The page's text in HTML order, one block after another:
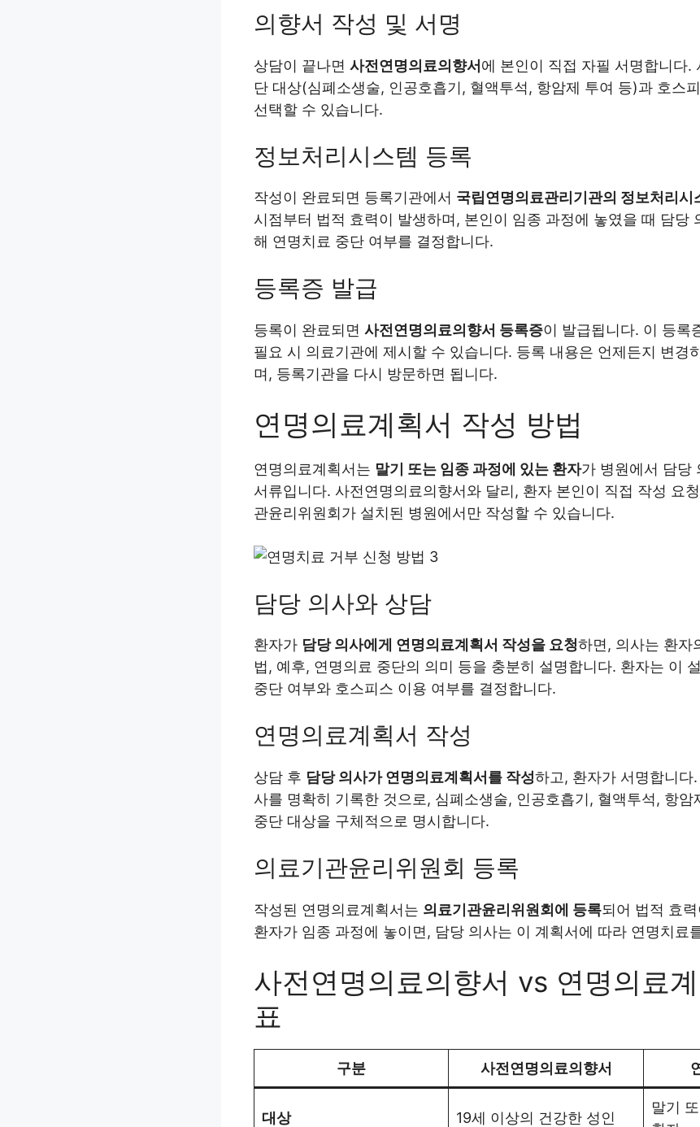
의향서 작성 및 서명
상담이 끝나면 사전연명의료의향서에 본인이 직접 자필 서명합니다.
단 대상(심폐소생술, 인공호흡기, 혈액투석, 항암제 투여 등)과 호스
선택할 수 있습니다.
정보처리시스템 등록
작성이 완료되면 등록기관에서 국립연명의료관리기관의 정보처리시
시점부터 법적 효력이 발생하며, 본인이 임종 과정에 놓였을 때 담당
해 연명치료 중단 여부를 결정합니다.
등록증 발급
등록이 완료되면 사전연명의료의향서 등록증이 발급됩니다. 이 등록
필요 시 의료기관에 제시할 수 있습니다. 등록 내용은 언제든지 변경
며, 등록기관을 다시 방문하면 됩니다.
연명의료계획서 작성 방법
연명의료계획서는 말기 또는 임종 과정에 있는 환자가 병원에서 담당
서류입니다. 사전연명의료의향서와 달리, 환자 본인이 직접 작성 요
관윤리위원회가 설치된 병원에서만 작성할 수 있습니다.
담당 의사와 상담
환자가 담당 의사에게 연명의료계획서 작성을 요청하면, 의사는 환자
법, 예후, 연명의료 중단의 의미 등을 충분히 설명합니다. 환자는 이
중단 여부와 호스피스 이용 여부를 결정합니다.
연명의료계획서 작성
상담 후 담당 의사가 연명의료계획서를 작성하고, 환자가 서명합니다
사를 명확히 기록한 것으로, 심폐소생술, 인공호흡기, 혈액투석, 항암
중단 대상을 구체적으로 명시합니다.
의료기관윤리위원회 등록
작성된 연명의료계획서는 의료기관윤리위원회에 등록되어 법적 효
환자가 임종 과정에 놓이면, 담당 의사는 이 계획서에 따라 연명치료
사전연명의료의향서 vs 연명의료
표
구분 사전연명의료의향서
대상 19세 이상의 건강한 성인
말기